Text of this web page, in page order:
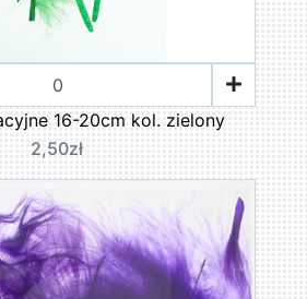
16-20cm kol. zielony
2,50zł